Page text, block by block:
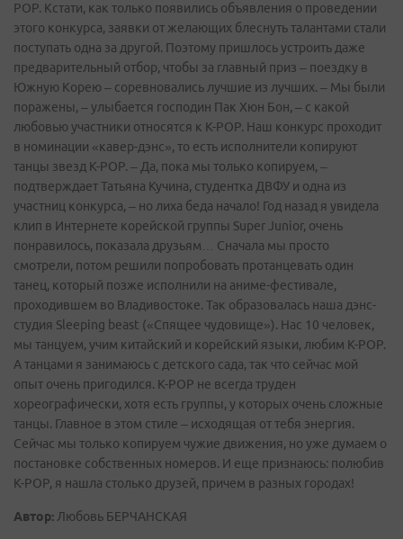
POP. Кстати, как только появились объявления о проведении
этого конкурса, заявки от желающих блеснуть талантами стали
поступать одна за другой. Поэтому пришлось устроить даже
предварительный отбор, чтобы за главный приз – поездку в
Южную Корею – соревновались лучшие из лучших. – Мы были
поражены, – улыбается господин Пак Хюн Бон, – с какой
любовью участники относятся к К-РОР. Наш конкурс проходит
в номинации «кавер-дэнс», то есть исполнители копируют
танцы звезд К-РОР. – Да, пока мы только копируем, –
подтверждает Татьяна Кучина, студентка ДВФУ и одна из
участниц конкурса, – но лиха беда начало! Год назад я увидела
клип в Интернете корейской группы Super Junior, очень
понравилось, показала друзьям… Сначала мы просто
смотрели, потом решили попробовать протанцевать один
танец, который позже исполнили на аниме-фестивале,
проходившем во Владивостоке. Так образовалась наша дэнс-
студия Sleeping beast («Спящее чудовище»). Нас 10 человек,
мы танцуем, учим китайский и корейский языки, любим К-РОР.
А танцами я занимаюсь с детского сада, так что сейчас мой
опыт очень пригодился. К-РОР не всегда труден
хореографически, хотя есть группы, у которых очень сложные
танцы. Главное в этом стиле – исходящая от тебя энергия.
Сейчас мы только копируем чужие движения, но уже думаем о
постановке собственных номеров. И еще признаюсь: полюбив
К-РОР, я нашла столько друзей, причем в разных городах!
Автор: Любовь БЕРЧАНСКАЯ